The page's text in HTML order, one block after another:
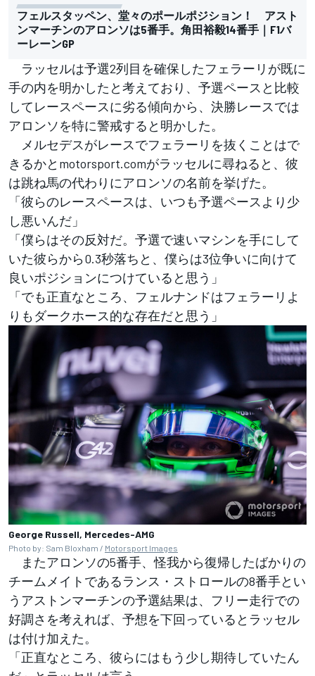
フェルスタッペン、堂々のポールポジション！ アスト
ンマーチンのアロンソは5番手。角田裕毅14番手｜F1バ
ーレーンGP
ラッセルは予選2列目を確保したフェラーリが既に
手の内を明かしたと考えており、予選ペースと比較
してレースペースに劣る傾向から、決勝レースでは
アロンソを特に警戒すると明かした。
メルセデスがレースでフェラーリを抜くことはで
きるかとmotorsport.comがラッセルに尋ねると、彼
は跳ね馬の代わりにアロンソの名前を挙げた。
「彼らのレースペースは、いつも予選ペースより少
し悪いんだ」
「僕らはその反対だ。予選で速いマシンを手にして
いた彼らから0.3秒落ちと、僕らは3位争いに向けて
良いポジションにつけていると思う」
「でも正直なところ、フェルナンドはフェラーリよ
りもダークホース的な存在だと思う」
George Russell, Mercedes-AMG
Photo by: Sam Bloxham / Motorsport Images
またアロンソの5番手、怪我から復帰したばかりの
チームメイトであるランス・ストロールの8番手とい
うアストンマーチンの予選結果は、フリー走行での
好調さを考えれば、予想を下回っているとラッセル
は付け加えた。
「正直なところ、彼らにはもう少し期待していたん